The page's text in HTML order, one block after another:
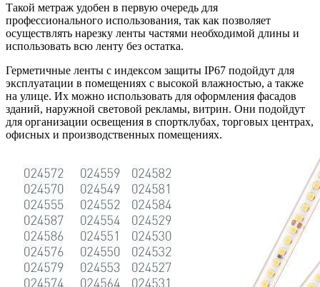
Такой метраж удобен в первую очередь для
профессионального использования, так как позволяет
осуществлять нарезку ленты частями необходимой длины и
использовать всю ленту без остатка.
Герметичные ленты с индексом защиты IP67 подойдут для
эксплуатации в помещениях с высокой влажностью, а также
на улице. Их можно использовать для оформления фасадов
зданий, наружной световой рекламы, витрин. Они подойдут
для организации освещения в спортклубах, торговых центрах,
офисных и производственных помещениях.